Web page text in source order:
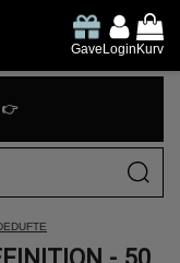
GaveLoginKurv
👉